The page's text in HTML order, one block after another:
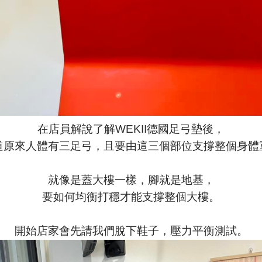
在店員解說了解WEKII德國足弓墊後，
原來人體有三足弓，且要由這三個部位支撐整個身體
就像是蓋大樓一樣，腳就是地基，
要如何均衡打穩才能支撐整個大樓。
開始店家會先請我們脫下鞋子，壓力平衡測試。